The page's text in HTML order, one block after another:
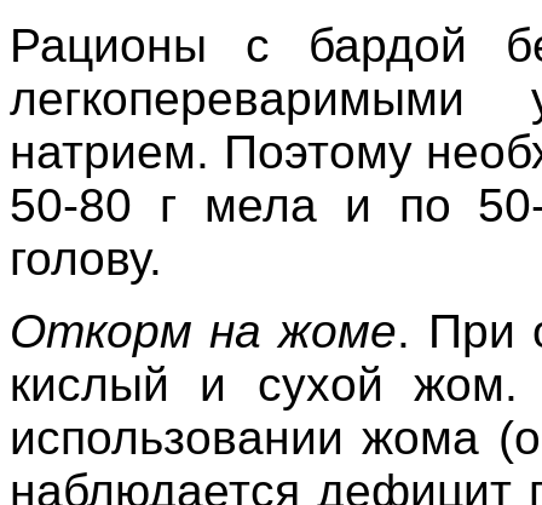
Рационы с бардой
натрием. Поэтому
50-80 г мела и по
голову.
Откорм на жоме. При
кислый и сухой жом.
использовании жома
наблюдается дефицит